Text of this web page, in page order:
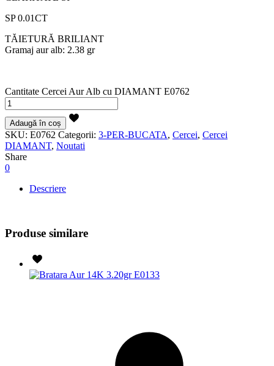
SP 0.01CT
TĂIETURĂ BRILIANT
Gramaj aur alb: 2.38 gr
Cantitate Cercei Aur Alb cu DIAMANT E0762
Adaugă în coș
SKU: E0762 Categorii: 3-PER-BUCATA, Cercei, Cercei
DIAMANT, Noutati
Share
0
Descriere
Produse similare